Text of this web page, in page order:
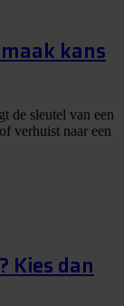
kans
de sleutel van een
verhuist naar een
Kies dan